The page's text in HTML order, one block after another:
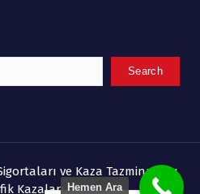
ve Kaza Tazminatları
Kazaları
Hemen Ara